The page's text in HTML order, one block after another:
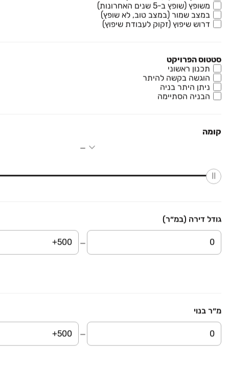
משופץ (שופץ ב-5 שנים האחרונות)
במצב שמור (במצב טוב, לא שופץ)
דרוש שיפוץ (זקוק לעבודת שיפוץ)
סטטוס הפרויקט
תכנון ראשוני
הוגשה בקשה להיתר
ניתן היתר בניה
הבניה הסתיימה
קומה
גודל דירה (במ״ר)
מ״ר בנוי
5 חדרים • קומה ‎1‏ • 117 מ״ר
₪ 2,750,000
יעקב דורי 10